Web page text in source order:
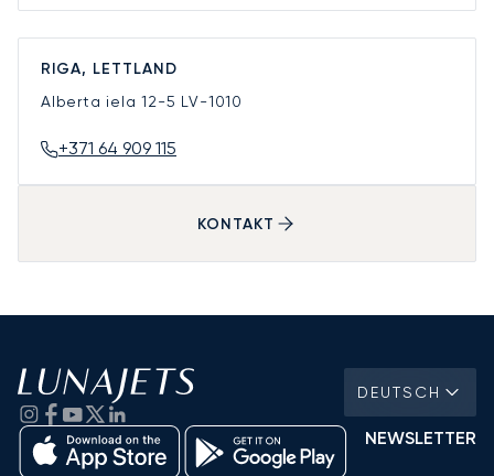
RIGA, LETTLAND
Alberta iela 12-5 LV-1010
+371 64 909 115
KONTAKT
DEUTSCH
NEWSLETTER